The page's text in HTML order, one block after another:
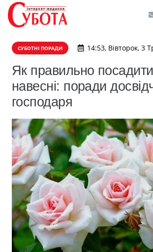
СУБОТНІ ПОРАДИ 14:53, Вівторок, 3
Як правильно
навесні: поради
господаря